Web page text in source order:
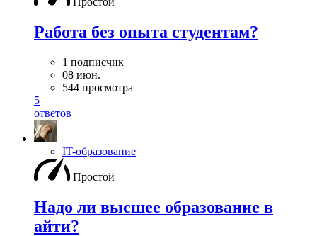
Работа без опыта студентам?
1 подписчик
08 июн.
544 просмотра
5
ответов
IT-образование
Простой
Надо ли высшее образование в
айти?